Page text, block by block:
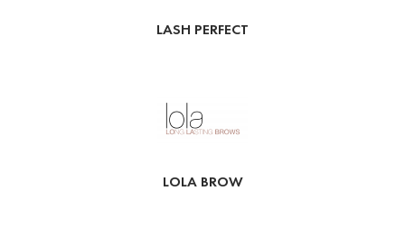
LASH PERFECT
LOLA BROW